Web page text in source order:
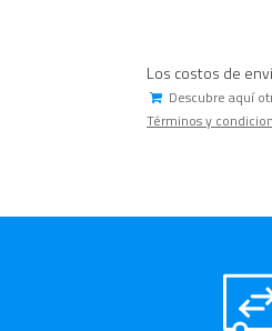
Los costos de
Descubre aquí
Términos y